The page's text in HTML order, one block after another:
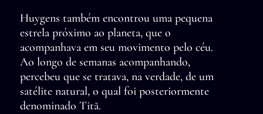
Huygens também encontrou uma pequena
estrela próximo ao planeta, que o
acompanhava em seu movimento pelo céu.
Ao longo de semanas acompanhando,
percebeu que se tratava, na verdade, de um
satélite natural, o qual foi posteriormente
denominado Titã.